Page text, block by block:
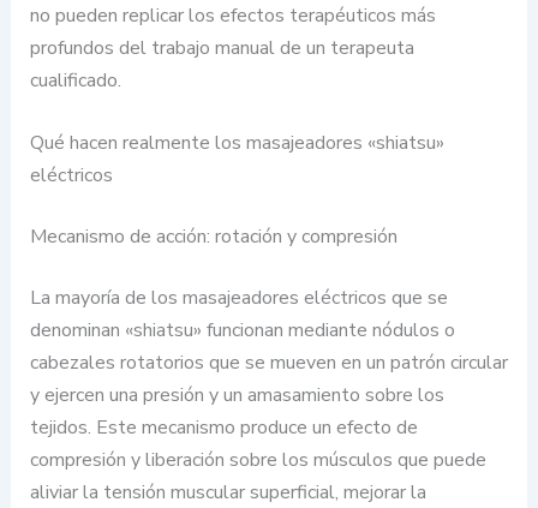
no pueden replicar los efectos terapéuticos más
profundos del trabajo manual de un terapeuta
cualificado.
Qué hacen realmente los masajeadores «shiatsu»
eléctricos
Mecanismo de acción: rotación y compresión
La mayoría de los masajeadores eléctricos que se
denominan «shiatsu» funcionan mediante nódulos o
cabezales rotatorios que se mueven en un patrón circular
y ejercen una presión y un amasamiento sobre los
tejidos. Este mecanismo produce un efecto de
compresión y liberación sobre los músculos que puede
aliviar la tensión muscular superficial, mejorar la